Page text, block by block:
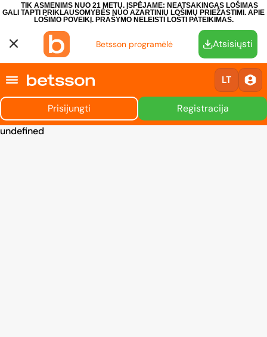
TIK ASMENIMS NUO 21 METŲ. ĮSPĖJAME: NEATSAKINGAS LOŠIMAS
GALI TAPTI PRIKLAUSOMYBĖS NUO AZARTINIŲ LOŠIMŲ PRIEŽASTIMI. APIE
LOŠIMO POVEIKĮ. PRAŠYMO NELEISTI LOŠTI PATEIKIMAS.
Betsson programėlė Atsisiųsti
LT
Prisijungti
Registracija
undefined